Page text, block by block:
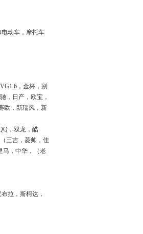
动车，摩托车
，金杯，别
，日产，欧宝，
欧，新瑞风，新
，双龙，酷
三吉，菱帅，佳
马，中华，（老
拉，斯柯达，